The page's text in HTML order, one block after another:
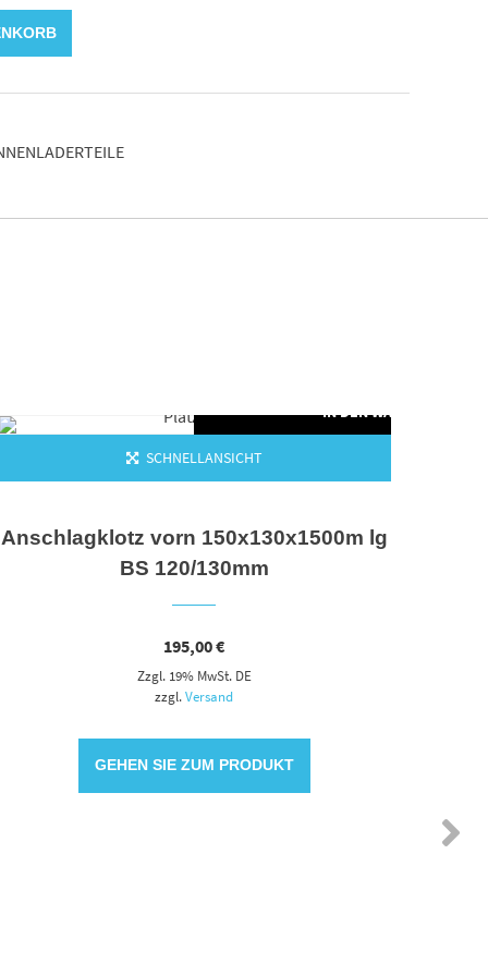
IN DEN WARENKORB
SCHNELLANSICHT
Anschlagklotz vorn 150x130x1500m lg
BS 120/130mm
195,00€
Zzgl. 19% MwSt. DE
zzgl.Versand
GEHEN SIE ZUM PRODUKT